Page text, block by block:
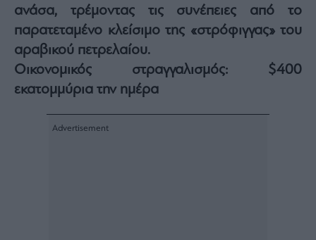
Art
Watches
Yachts
Table
For
ανάσα, τρέμοντας τις συνέπειες από το
παρατεταμένο κλείσιμο της «στρόφιγγας» του
αραβικού πετρελαίου.
Οικονομικός στραγγαλισμός: $400
εκατομμύρια την ημέρα